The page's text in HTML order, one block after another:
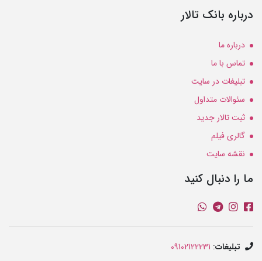
درباره بانک تالار
درباره ما
تماس با ما
تبلیغات در سایت
سئوالات متداول
ثبت تالار جدید
گالری فیلم
نقشه سایت
ما را دنبال کنید
تبلیغات:
09102122231